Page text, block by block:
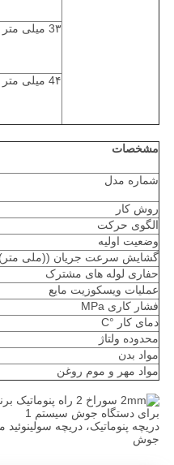
3۳ میلی متر
4۴ میلی متر
مشخصات
شماره مدل
روش کار
الگوی حرکت
وضعیت اولیه
گشایش سرعت جریان ((ملی متر)
حفاری لوله های مشترک
عملیات ویسکوزیت مایع
فشار کاری MPa
دمای کار °C
محدوده ولتاژ
مواد بدن
مواد مهر و موم روغن
دریچه پنوماتیک، دریچه سولینوئید
جوش